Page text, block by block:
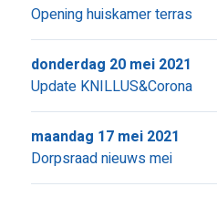
Opening huiskamer terras
Update KNILLUS&Corona
donderdag 20 mei 2021
Dorpsraad nieuws mei
maandag 17 mei 2021